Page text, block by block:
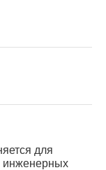
для
инженерных